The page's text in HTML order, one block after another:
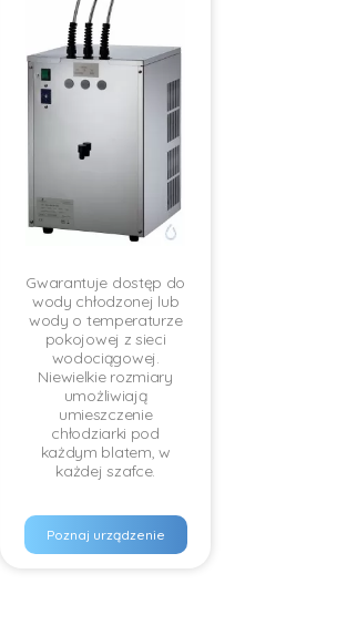
Gwarantuje dostęp do
wody chłodzonej lub
wody o temperaturze
pokojowej z sieci
wodociągowej.
Niewielkie rozmiary
umożliwiają
umieszczenie
chłodziarki pod
każdym blatem, w
każdej szafce.
Poznaj urządzenie